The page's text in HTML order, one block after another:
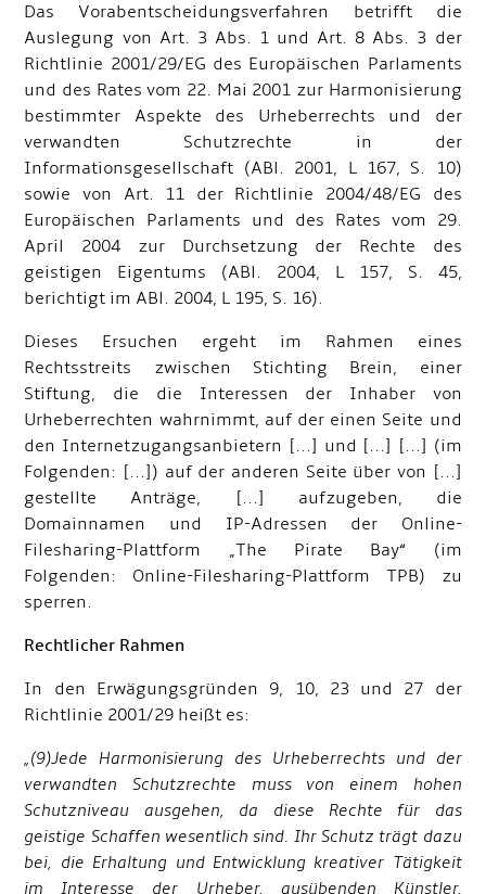
Das Vorabentscheidungsverfahren betrifft die
Auslegung von Art. 3 Abs. 1 und Art. 8 Abs. 3 der
Richtlinie 2001/29/EG des Europäischen Parlaments
und des Rates vom 22. Mai 2001 zur Harmonisierung
bestimmter Aspekte des Urheberrechts und der
verwandten Schutzrechte in der
Informationsgesellschaft (ABl. 2001, L 167, S. 10)
sowie von Art. 11 der Richtlinie 2004/48/EG des
Europäischen Parlaments und des Rates vom 29.
April 2004 zur Durchsetzung der Rechte des
geistigen Eigentums (ABl. 2004, L 157, S. 45,
berichtigt im ABl. 2004, L 195, S. 16).
Dieses Ersuchen ergeht im Rahmen eines
Rechtsstreits zwischen Stichting Brein, einer
Stiftung, die die Interessen der Inhaber von
Urheberrechten wahrnimmt, auf der einen Seite und
den Internetzugangsanbietern [...] und [...] [...] (im
Folgenden: [...]) auf der anderen Seite über von [...]
gestellte Anträge, [...] aufzugeben, die
Domainnamen und IP-Adressen der Online-
Filesharing-Plattform „The Pirate Bay“ (im
Folgenden: Online-Filesharing-Plattform TPB) zu
sperren.
Rechtlicher Rahmen
In den Erwägungsgründen 9, 10, 23 und 27 der
Richtlinie 2001/29 heißt es:
„(9)Jede Harmonisierung des Urheberrechts und der
verwandten Schutzrechte muss von einem hohen
Schutzniveau ausgehen, da diese Rechte für das
geistige Schaffen wesentlich sind. Ihr Schutz trägt dazu
bei, die Erhaltung und Entwicklung kreativer Tätigkeit
im Interesse der Urheber, ausübenden Künstler,